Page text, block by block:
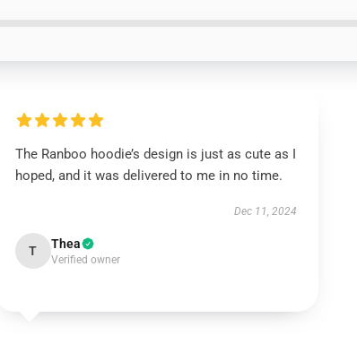
The Ranboo hoodie’s design is just as cute as I
hoped, and it was delivered to me in no time.
Dec 11, 2024
T Thea
Verified owner